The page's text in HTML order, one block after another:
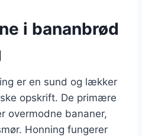
i bananbrød
er en sund og lækker
opskrift. De primære
overmodne bananer,
Honning fungerer